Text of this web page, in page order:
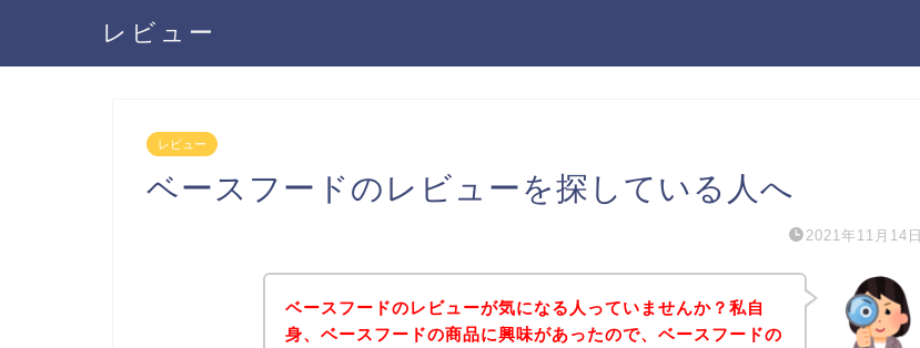
レビュー
レビュー
ベースフードのレビューを探している人へ
2021年11月14日
ベースフードのレビューが気になる人っていませんか？私自
身、ベースフードの商品に興味があったので、ベースフードの